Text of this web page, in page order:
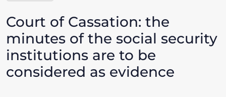
Court of Cassation: the
minutes of the social security
institutions are to be
considered as evidence